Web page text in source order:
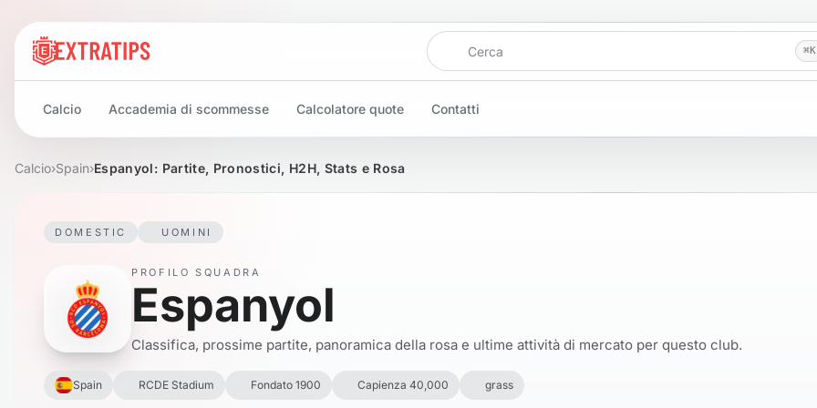
Cerca
⌘K
Calcio Accademia di scommesse Calcolatore quote Contatti
Calcio›Spain›Espanyol: Partite, Pronostici, H2H, Stats e Rosa
DOMESTIC UOMINI
PROFILO SQUADRA
Espanyol
Classifica, prossime partite, panoramica della rosa e ultime attività di mercato per questo club.
Spain RCDE Stadium Fondato 1900 Capienza 40,000 grass